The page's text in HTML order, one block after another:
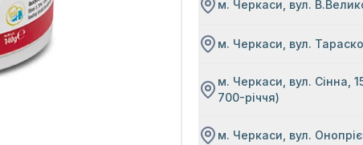
м. Черкаси, вул.
м. Черкаси, вул.
м. Черкаси, вул. Сінна,
700-річчя)
м. Черкаси, вул.